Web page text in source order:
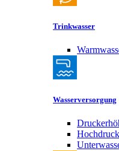
Trinkwasser
Wasserversorgung